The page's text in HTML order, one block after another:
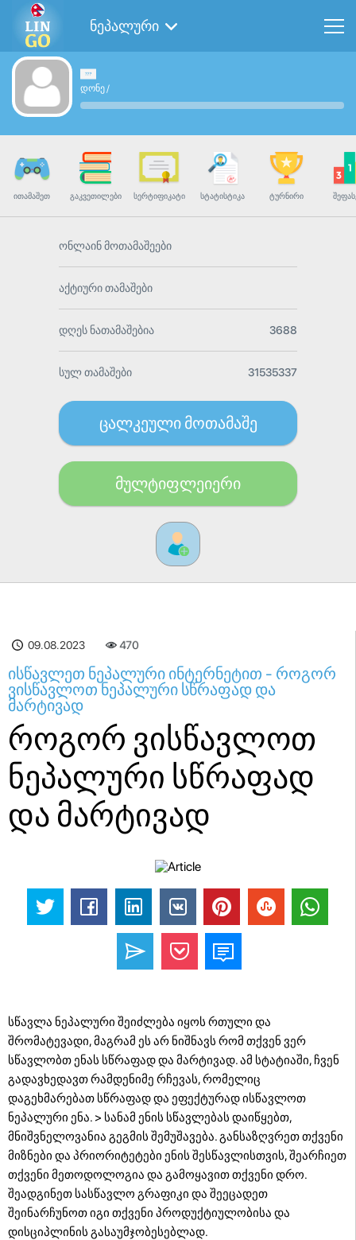
ნეპალური
დონე/
ᲘᲗᲐᲛᲐᲨᲔᲗ ᲒᲐᲙᲕᲔᲗᲘᲚᲔᲑᲘ ᲡᲔᲠᲢᲘᲤᲘᲙᲐᲢᲘ ᲡᲢᲐᲢᲘᲡᲢᲘᲙᲐ ᲢᲣᲠᲜᲘᲠᲘ
ონლაინ მოთამაშეები
აქტიური თამაშები
დღეს ნათამაშებია 3688
სულ თამაშები 31535337
ცალკეული მოთამაშე
მულტიფლეიერი
09.08.2023 470
ისწავლეთ ნეპალური ინტერნეტით - როგორ
ვისწავლოთ ნეპალური სწრაფად და
მარტივად
როგორ ვისწავლოთ
ნეპალური სწრაფად
და მარტივად
სწავლა ნეპალური შეიძლება იყოს რთული და
შრომატევადი, მაგრამ ეს არ ნიშნავს რომ თქვენ ვერ
სწავლობთ ენას სწრაფად და მარტივად. ამ სტატიაში, ჩვენ
გადავხედავთ რამდენიმე რჩევას, რომელიც
დაგეხმარებათ სწრაფად და ეფექტურად ისწავლოთ
ნეპალური ენა. > სანამ ენის სწავლებას დაიწყებთ,
მნიშვნელოვანია გეგმის შემუშავება. განსაზღვრეთ თქვენი
მიზნები და პრიორიტეტები ენის შესწავლისთვის, შეარჩიეთ
თქვენი მეთოდოლოგია და გამოყავით თქვენი დრო.
შეადგინეთ სასწავლო გრაფიკი და შეეცადეთ
შეინარჩუნოთ იგი თქვენი პროდუქტიულობისა და
დისციპლინის გასაუმჯობესებლად.